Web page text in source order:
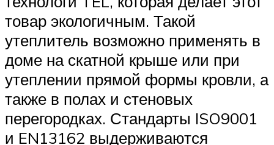
товар экологичным. Такой
утеплитель возможно применять в
доме на скатной крыше или при
утеплении прямой формы кровли, а
также в полах и стеновых
перегородках. Стандарты ISO9001
и EN13162 выдерживаются